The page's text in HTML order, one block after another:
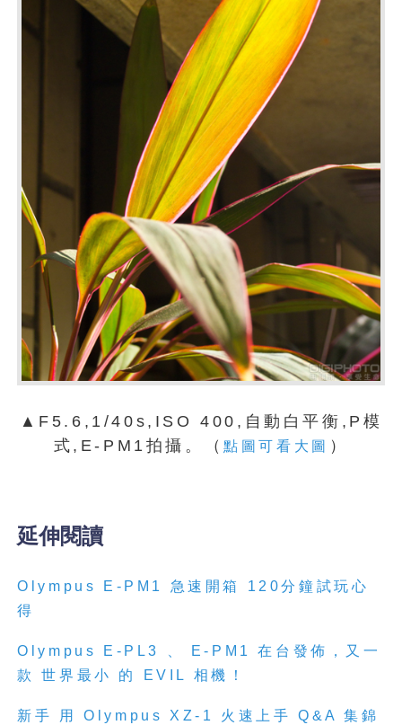
▲F5.6,1/40s,ISO 400,自動白平衡,P模
式,E-PM1拍攝。（點圖可看大圖 ）
延伸閱讀
Olympus E-PM1 急速開箱 120分鐘試玩心
得
Olympus E-PL3 、 E-PM1 在台發佈，又一
款 世界最小 的 EVIL 相機！
新手 用 Olympus XZ-1 火速上手 Q&A 集錦